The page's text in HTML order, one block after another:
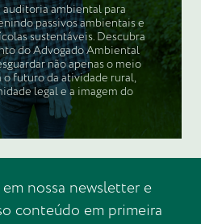
ambiental para
passivos ambientais e
sustentáveis. Descubra
do Advogado Ambiental
não apenas o meio
futuro da atividade rural,
legal e a imagem do
nossa newsletter e
conteúdo em primeira